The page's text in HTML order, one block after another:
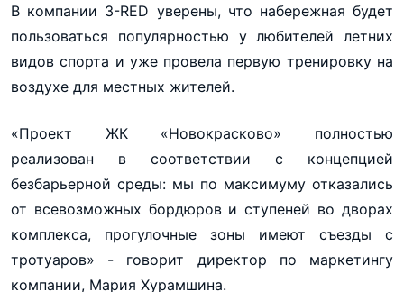
В компании 3-RED уверены, что набережная будет
пользоваться популярностью у любителей летних
видов спорта и уже провела первую тренировку на
воздухе для местных жителей.
«Проект ЖК «Новокрасково» полностью
реализован в соответствии с концепцией
безбарьерной среды: мы по максимуму отказались
от всевозможных бордюров и ступеней во дворах
комплекса, прогулочные зоны имеют съезды с
тротуаров» - говорит директор по маркетингу
компании, Мария Хурамшина.